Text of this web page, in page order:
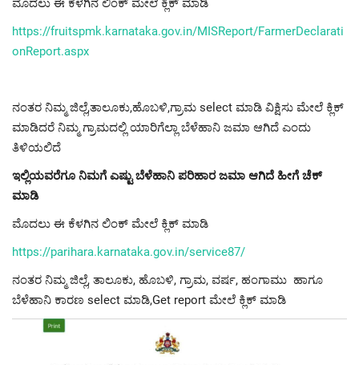
ಮೊದಲು ಈ ಕೆಳಗಿನ ಲಿಂಕ್ ಮೇಲೆ ಕ್ಲಿಕ್ ಮಾಡಿ
https://fruitspmk.karnataka.gov.in/MISReport/FarmerDeclarati
onReport.aspx
ನಂತರ ನಿಮ್ಮ ಜಿಲ್ಲೆ,ತಾಲೂಕು,ಹೊಬಳಿ,ಗ್ರಾಮ select ಮಾಡಿ ವಿಕ್ಷಿಸು ಮೇಲೆ ಕ್ಲಿಕ್
ಮಾಡಿದರೆ ನಿಮ್ಮ ಗ್ರಾಮದಲ್ಲಿ ಯಾರಿಗೆಲ್ಲಾ ಬೆಳೆಹಾನಿ ಜಮಾ ಆಗಿದೆ ಎಂದು
ತಿಳಿಯಲಿದೆ
ಇಲ್ಲಿಯವರೆಗೂ ನಿಮಗೆ ಎಷ್ಟು ಬೆಳೆಹಾನಿ ಪರಿಹಾರ ಜಮಾ ಆಗಿದೆ ಹೀಗೆ ಚೆಕ್
ಮಾಡಿ
ಮೊದಲು ಈ ಕೆಳಗಿನ ಲಿಂಕ್ ಮೇಲೆ ಕ್ಲಿಕ್ ಮಾಡಿ
https://parihara.karnataka.gov.in/service87/
ನಂತರ ನಿಮ್ಮ ಜಿಲ್ಲೆ, ತಾಲೂಕು, ಹೊಬಳಿ, ಗ್ರಾಮ, ವರ್ಷ, ಹಂಗಾಮು ಹಾಗೂ
ಬೆಳೆಹಾನಿ ಕಾರಣ select ಮಾಡಿ,Get report ಮೇಲೆ ಕ್ಲಿಕ್ ಮಾಡಿ